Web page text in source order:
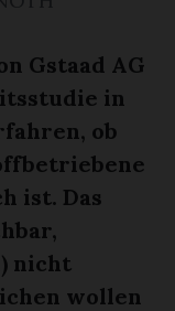
Gstaad AG
in
ob
ist. Das
nicht
wollen